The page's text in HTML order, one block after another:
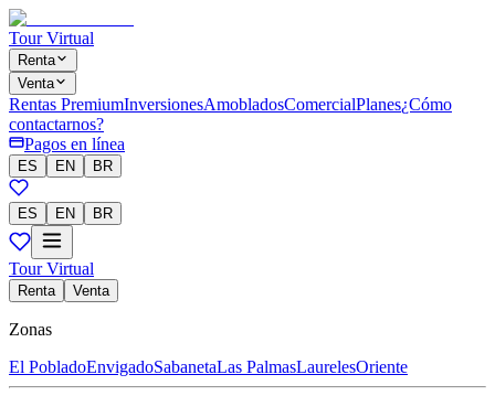
Tour Virtual
Renta
Venta
Rentas PremiumInversionesAmobladosComercialPlanes¿Cómo
contactarnos?
Pagos en línea
ES EN BR
ES EN BR
Tour Virtual
Renta Venta
Zonas
El PobladoEnvigadoSabanetaLas PalmasLaurelesOriente